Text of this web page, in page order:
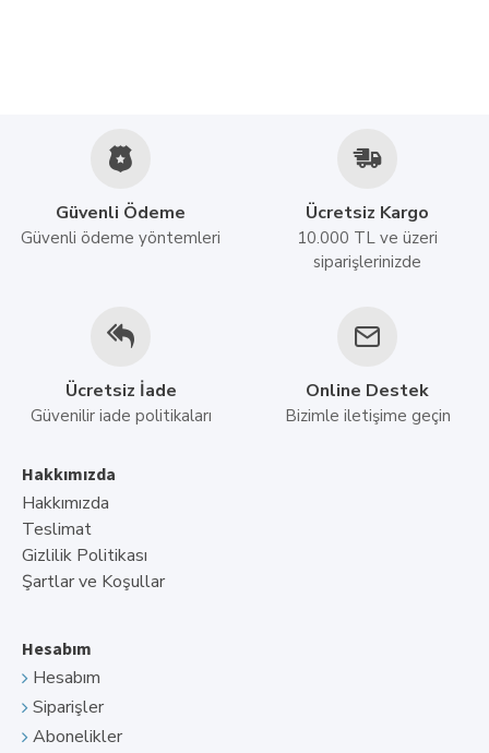
Tek bir ağ yapılandırmasında birbirine bağlanmak üzere
tasarlanmış Tüm Ev Mesh WiFi Sistemi. Bir Düğüm
bağlantısını kaybederse, kalan üniteler İnternet
bağlantısını otomatik ve sorunsuz bir şekilde yeniden
Ports
Led
Flaş
DDR3 RAM
Standart
Güvenli Ödeme
Güvenli ödeme yöntemleri
Ücretsiz Kargo
10.000 TL ve üzeri
siparişlerinizde
Ücretsiz İade
Güvenilir iade politikaları
Online Destek
Bizimle iletişime geçin
Hakkımızda
Hakkımızda
Teslimat
Gizlilik Politikası
Şartlar ve Koşullar
Hesabım
Hesabım
Siparişler
Abonelikler